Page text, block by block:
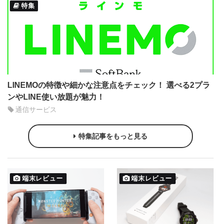
特集
LINEMOの特徴や細かな注意点をチェック！ 選べる2プラ
ンやLINE使い放題が魅力！
通信サービス
特集記事をもっと見る
端末レビュー 端末レビュー